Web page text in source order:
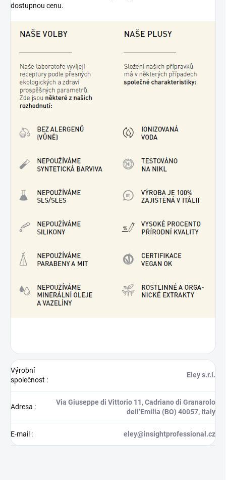
dostupnou cenu.
Výrobní
společnost :
Eley s.r.l.
Adresa :
Via Giuseppe di Vittorio 11, Cadriano di Granarolo
dell’Emilia (BO) 40057, Italy
E-mail : eley@insightprofessional.cz